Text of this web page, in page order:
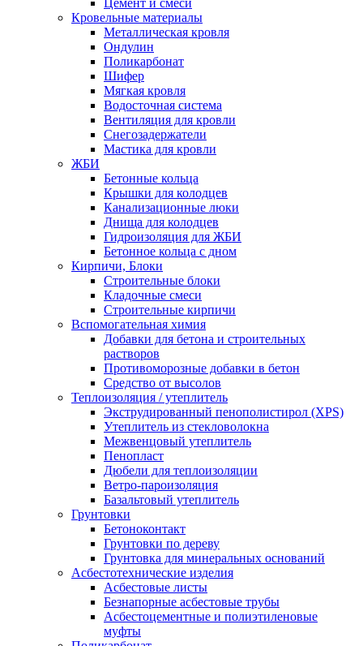
Цемент и смеси
Кровельные материалы
Металлическая кровля
Ондулин
Поликарбонат
Шифер
Мягкая кровля
Водосточная система
Вентиляция для кровли
Снегозадержатели
Мастика для кровли
ЖБИ
Бетонные кольца
Крышки для колодцев
Канализационные люки
Днища для колодцев
Гидроизоляция для ЖБИ
Бетонное кольца с дном
Кирпичи, Блоки
Строительные блоки
Кладочные смеси
Строительные кирпичи
Вспомогательная химия
Добавки для бетона и строительных
растворов
Противоморозные добавки в бетон
Средство от высолов
Теплоизоляция / утеплитель
Экструдированный пенополистирол (XPS)
Утеплитель из стекловолокна
Межвенцовый утеплитель
Пенопласт
Дюбели для теплоизоляции
Ветро-пароизоляция
Базальтовый утеплитель
Грунтовки
Бетоноконтакт
Грунтовки по дереву
Грунтовка для минеральных оснований
Асбестотехнические изделия
Асбестовые листы
Безнапорные асбестовые трубы
Асбестоцементные и полиэтиленовые
муфты